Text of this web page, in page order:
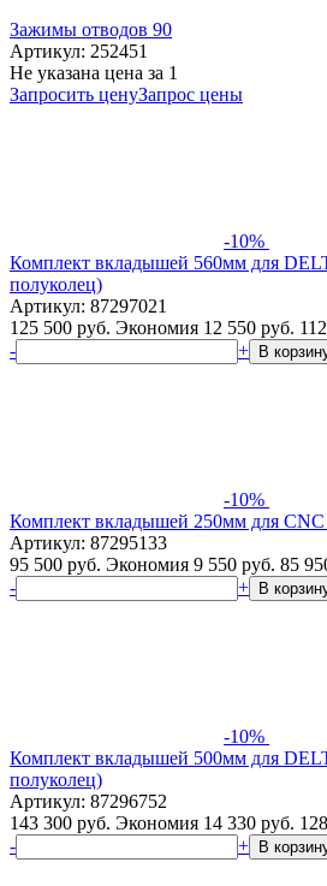
Зажимы отводов 90
Артикул: 252451
Не указана цена за 1
Запросить ценуЗапрос цены
-10%
Комплект вкладышей 560мм для
полуколец)
Артикул: 87297021
125 500 руб. Экономия 12 550 руб.
-
+ В
-10%
Комплект вкладышей 250мм для CNC
Артикул: 87295133
95 500 руб. Экономия 9 550 руб. 85
-
+ В
-10%
Комплект вкладышей 500мм для
полуколец)
Артикул: 87296752
143 300 руб. Экономия 14 330 руб.
-
+ В